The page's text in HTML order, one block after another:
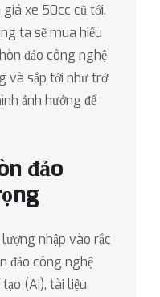
xe 50cc cũ tới.
ta sẽ mua hiểu
đảo công nghệ
và sắp tới như trở
ảnh hưởng để
đảo
nhập vào rắc
đảo công nghệ
(AI), tài liệu